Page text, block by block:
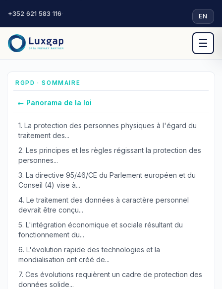
+352 621 583 116· EN
☰
RGPD · SOMMAIRE
← Panorama de la loi
1. La protection des personnes physiques à l'égard du
traitement des...
2. Les principes et les règles régissant la protection des
personnes...
3. La directive 95/46/CE du Parlement européen et du
Conseil (4) vise à...
4. Le traitement des données à caractère personnel
devrait être conçu...
5. L'intégration économique et sociale résultant du
fonctionnement du...
6. L'évolution rapide des technologies et la
mondialisation ont créé de...
7. Ces évolutions requièrent un cadre de protection des
données solide...